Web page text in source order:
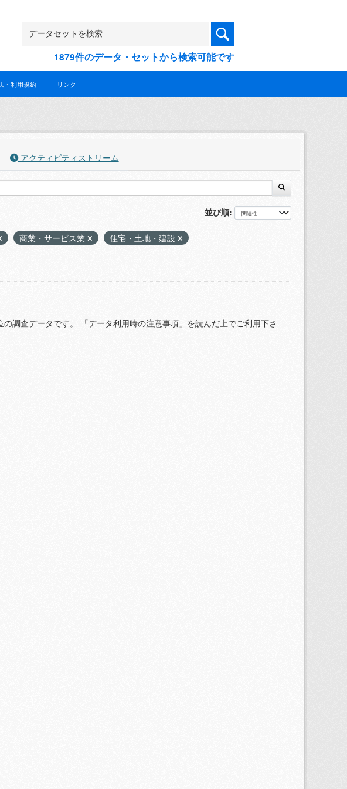
1879件のデータ・セットから検索可能です
・利用規約 リンク
アクティビティストリーム
並び順
商業・サービス業
住宅・土地・建設
調査データです。 「データ利用時の注意事項」を読んだ上でご利用下さ